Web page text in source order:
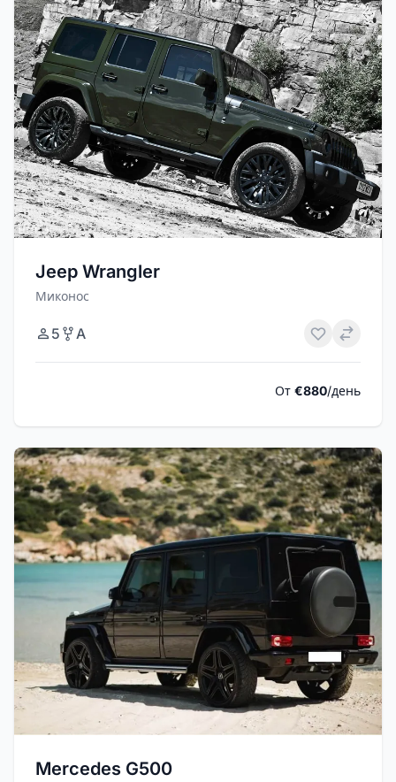
Jeep Wrangler
Миконос
5 A
От €880/день
Mercedes G500